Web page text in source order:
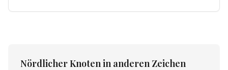
Nördlicher Knotenin anderen Zeichen